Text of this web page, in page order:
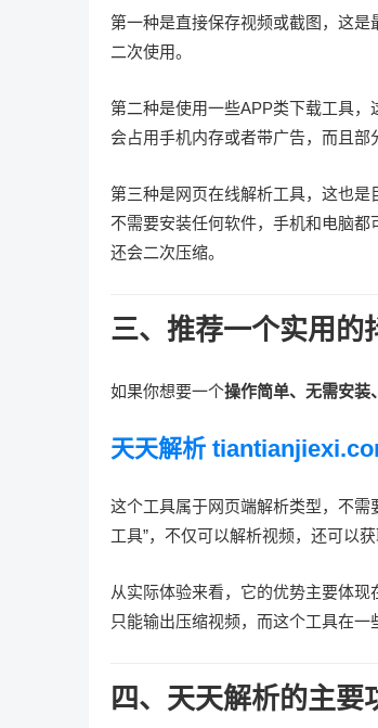
第一种是直接保存视频或截图，这
二次使用。
第二种是使用一些APP类下载工具
会占用手机内存或者带广告，而且部
第三种是网页在线解析工具，这也是
不需要安装任何软件，手机和电脑
还会二次压缩。
三、推荐一个实用的
如果你想要一个操作简单、无需安装
天天解析
这个工具属于网页端解析类型，不
工具”，不仅可以解析视频，还可以
从实际体验来看，它的优势主要体
只能输出压缩视频，而这个工具在一
四、天天解析的主要